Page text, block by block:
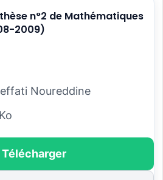
n°2 de Mathématiques
2009)
Noureddine
Télécharger